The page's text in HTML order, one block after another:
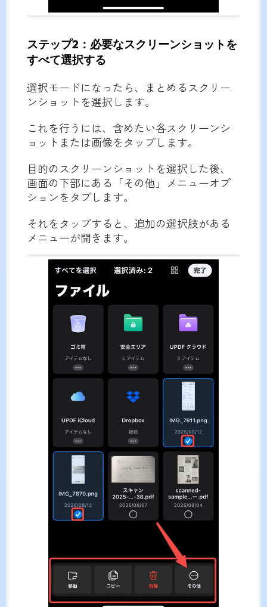
ステップ2：必要なスクリーンショットを
すべて選択する
選択モードになったら、まとめるスクリー
ンショットを選択します。
これを行うには、含めたい各スクリーンシ
ョットまたは画像をタップします。
目的のスクリーンショットを選択した後、
画面の下部にある「その他」メニューオプ
ションをタブします。
それをタップすると、追加の選択肢がある
メニューが開きます。